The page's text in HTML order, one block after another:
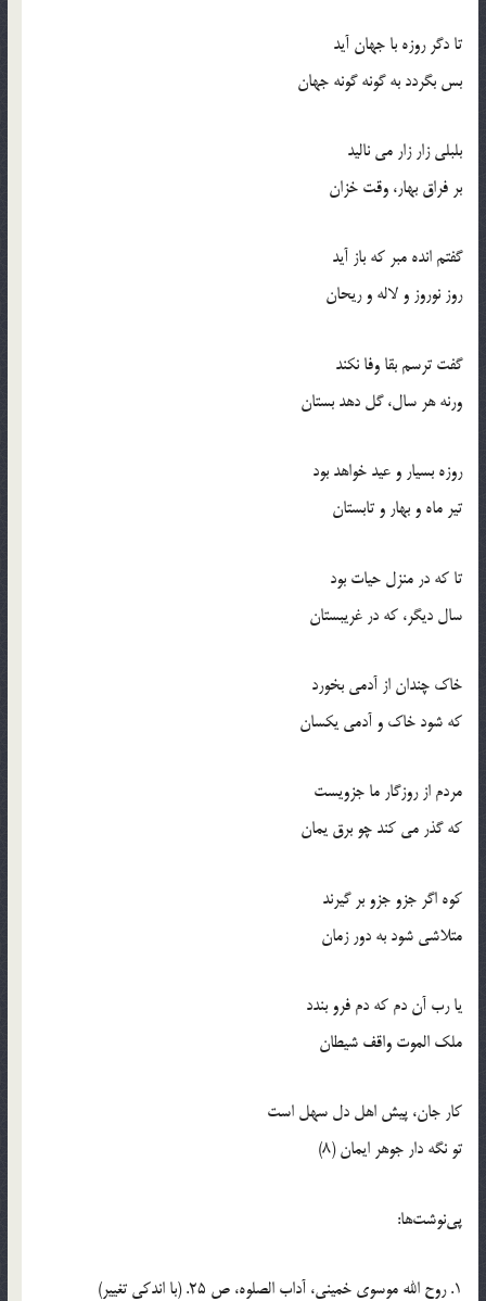
تا دگر روزه با جهان آيد
بس بگردد به گونه گونه جهان
بلبلي زار زار مي ناليد
بر فراق بهار، وقت خزان
گفتم انده مبر كه باز آيد
روز نوروز و لاله و ريحان
گفت ترسم بقا وفا نكند
ورنه هر سال، گل دهد بستان
روزه بسيار و عيد خواهد بود
تير ماه و بهار و تابستان
تا كه در منزل حيات بود
سال ديگر، كه در غريبستان
خاك چندان از آدمي بخورد
كه شود خاك و آدمي يكسان
مردم از روزگار ما جزويست
كه گذر مي كند چو برق يمان
كوه اگر جزو جزو بر گيرند
متلاشي شود به دور زمان
يا رب آن دم كه دم فرو بندد
ملك الموت واقف شيطان
كار جان، پيش اهل دل سهل است
تو نگه دار جوهر ايمان (8)
پي‌نوشت‌ها:
1. روح الله موسوي خميني، آداب الصلوه، ص 25. (با اندكي تغيير)